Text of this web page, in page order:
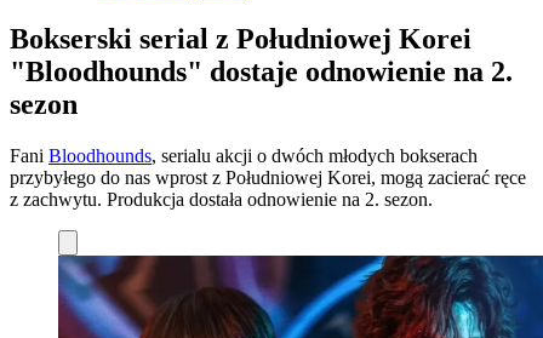
Bokserski serial z Południowej Korei
"Bloodhounds" dostaje odnowienie na 2.
sezon
Fani Bloodhounds, serialu akcji o dwóch młodych bokserach
przybyłego do nas wprost z Południowej Korei, mogą zacierać ręce
z zachwytu. Produkcja dostała odnowienie na 2. sezon.